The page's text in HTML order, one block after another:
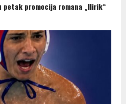
promocija romana „Ilirik“